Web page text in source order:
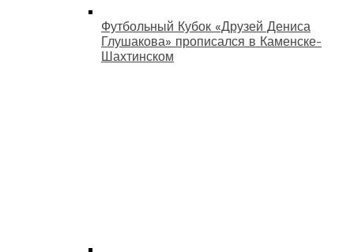
Футбольный Кубок «Друзей Дениса
Глушакова» прописался в Каменске-
Шахтинском